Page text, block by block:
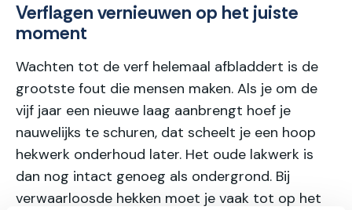
Verflagen vernieuwen op het juiste
moment
Wachten tot de verf helemaal afbladdert is de
grootste fout die mensen maken. Als je om de
vijf jaar een nieuwe laag aanbrengt hoef je
nauwelijks te schuren, dat scheelt je een hoop
hekwerk onderhoud later. Het oude lakwerk is
dan nog intact genoeg als ondergrond. Bij
verwaarloosde hekken moet je vaak tot op het